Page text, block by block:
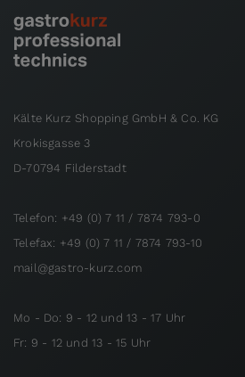
Kälte Kurz Shopping GmbH & Co. KG
Krokisgasse 3
D-70794 Filderstadt
Telefon: +49 (0) 7 11 / 7874 793-0
Telefax: +49 (0) 7 11 / 7874 793-10
mail@gastro-kurz.com
Mo - Do: 9 - 12 und 13 - 17 Uhr
Fr: 9 - 12 und 13 - 15 Uhr